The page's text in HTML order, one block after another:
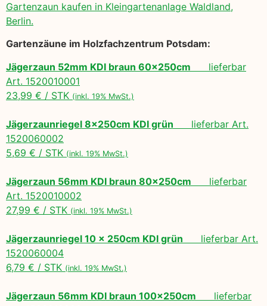
Gartenzaun kaufen in Kleingartenanlage Waldland,
Berlin.
Gartenzäune im Holzfachzentrum Potsdam:
Jägerzaun 52mm KDI braun 60x250cm lieferbar
Art. 1520010001
23,99 € / STK (inkl. 19% MwSt.)
Jägerzaunriegel 8x250cm KDI grün lieferbar Art.
1520060002
5,69 € / STK (inkl. 19% MwSt.)
Jägerzaun 56mm KDI braun 80x250cm lieferbar
Art. 1520010002
27,99 € / STK (inkl. 19% MwSt.)
Jägerzaunriegel 10 x 250cm KDI grün lieferbar Art.
1520060004
6,79 € / STK (inkl. 19% MwSt.)
Jägerzaun 56mm KDI braun 100x250cm lieferbar